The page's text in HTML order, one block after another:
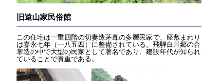
旧遠山家民俗館
この住宅は一重四階の切妻造茅葺の多層民家で、座敷まわり
は嘉永七年（一八五四）に整備されている。飛騨白川郷の合
掌造の中で大型の民家として著名であり、建設年代が知られ
ていることで貴重である。